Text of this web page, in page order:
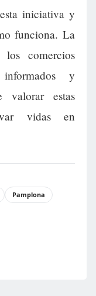
iniciativa y
funciona. La
comercios
y
valorar estas
vidas en
Pamplona